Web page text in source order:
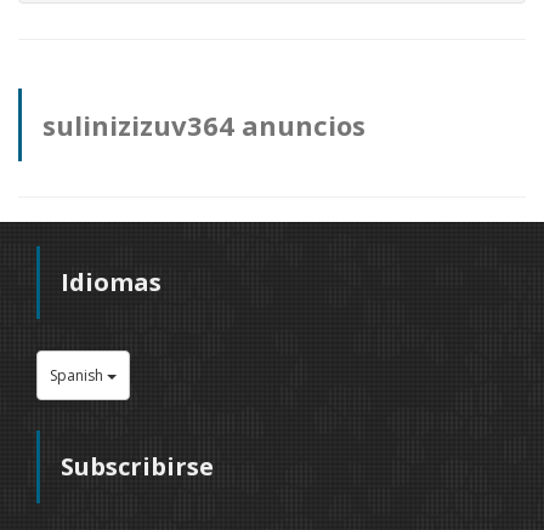
sulinizizuv364 anuncios
Idiomas
Spanish
Subscribirse